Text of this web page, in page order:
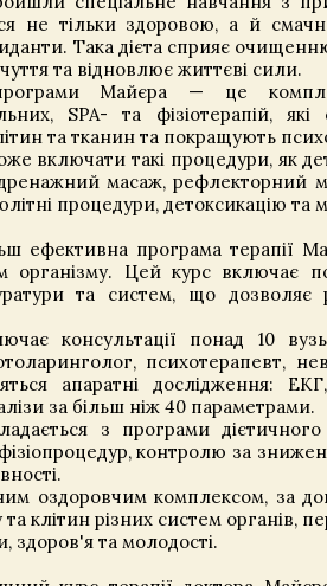
не тільки здоровою, а й
Така дієта сприяє
та відновлює життєві сили.
Майєра — це
SPA- та фізіотерапій,
та тканин та покращують
включати такі процедури, як
масаж, рефлекторний
процедури, детоксикацію та
ефективна програма терапії
організму. Цей курс включає
та систем, що дозволяє
консультації понад 10
психотерапевт,
апаратні дослідження:
за більш ніж 40 параметрами.
з програми
контролю за
оздоровчим комплексом, за
клітин різних систем органів,
здоров'я та молодості.